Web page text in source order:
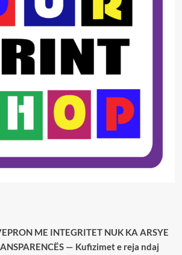
ME INTEGRITET NUK KA ARSYE
— Kufizimet e reja ndaj